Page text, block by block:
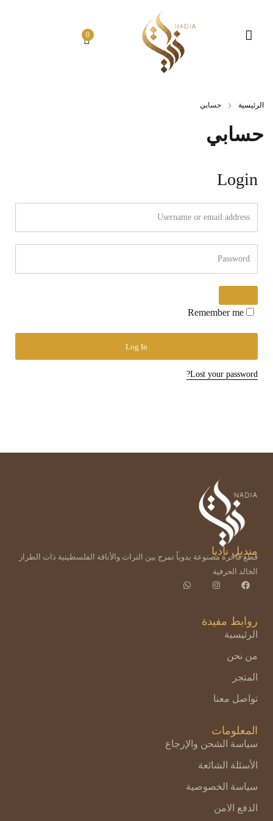
0
الرئيسية حسابي
حسابي
Login
Remember me
Log In
Lost your password?
منديل ناديا
قطع فاخرة مصنوعة يدوياً تمزج بين التراث والأناقة الفلسطينية ذات الطراز
الخالد الحرفية
روابط مفيدة
الرئيسية
من نحن
المتجر
تواصل معنا
المعلومات
سياسة الشحن والإرجاع
الأسئلة الشائعة
سياسة الخصوصية
الدفع الامن